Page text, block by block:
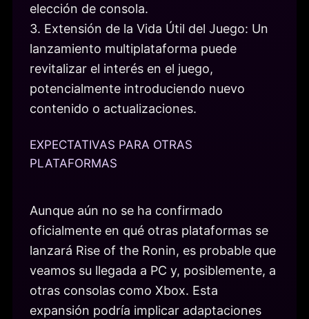
elección de consola.
3. Extensión de la Vida Útil del Juego: Un
lanzamiento multiplataforma puede
revitalizar el interés en el juego,
potencialmente introduciendo nuevo
contenido o actualizaciones.
EXPECTATIVAS PARA OTRAS
PLATAFORMAS
Aunque aún no se ha confirmado
oficialmente en qué otras plataformas se
lanzará Rise of the Ronin, es probable que
veamos su llegada a PC y, posiblemente, a
otras consolas como Xbox. Esta
expansión podría implicar adaptaciones